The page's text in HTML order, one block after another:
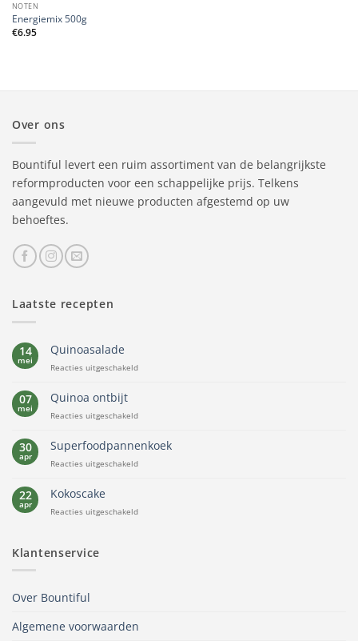
NOTEN
Energiemix 500g
€6.95
Over ons
Bountiful levert een ruim assortiment van de belangrijkste
reformproducten voor een schappelijke prijs. Telkens
aangevuld met nieuwe producten afgestemd op uw
behoeftes.
Laatste recepten
14
mei
Quinoasalade
Reacties uitgeschakeldvoor
07
mei
Quinoa ontbijt
Reacties uitgeschakeldvoor
ontbijt
30
apr
Superfoodpannenkoek
Reacties uitgeschakeldvoor
22
apr
Kokoscake
Reacties uitgeschakeldvoor
Klantenservice
Over Bountiful
Algemene voorwaarden